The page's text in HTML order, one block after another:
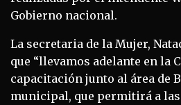
Gobierno nacional.
La secretaria de la Mujer,
que “llevamos adelante en la
capacitación junto al área de
municipal, que permitirá a